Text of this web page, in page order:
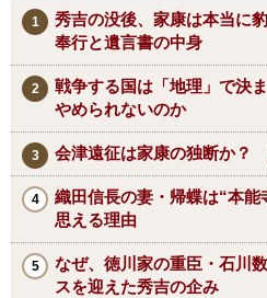
秀吉の没後、家康は本当に
奉行と遺言書の中身
戦争する国は「地理」で決
やめられないのか
会津遠征は家康の独断か？
織田信長の妻・帰蝶は“本
思える理由
なぜ、徳川家の重臣・石川
スを迎えた秀吉の企み